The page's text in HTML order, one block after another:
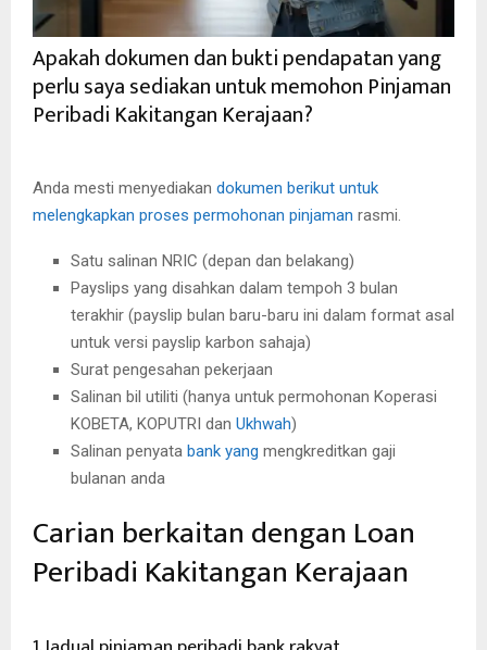
Apakah dokumen dan bukti pendapatan yang
perlu saya sediakan untuk memohon Pinjaman
Peribadi Kakitangan Kerajaan?
Anda mesti menyediakan dokumen berikut untuk
melengkapkan proses permohonan pinjaman rasmi.
Satu salinan NRIC (depan dan belakang)
Payslips yang disahkan dalam tempoh 3 bulan
terakhir (payslip bulan baru-baru ini dalam format asal
untuk versi payslip karbon sahaja)
Surat pengesahan pekerjaan
Salinan bil utiliti (hanya untuk permohonan Koperasi
KOBETA, KOPUTRI dan Ukhwah)
Salinan penyata bank yang mengkreditkan gaji
bulanan anda
Carian berkaitan dengan Loan
Peribadi Kakitangan Kerajaan